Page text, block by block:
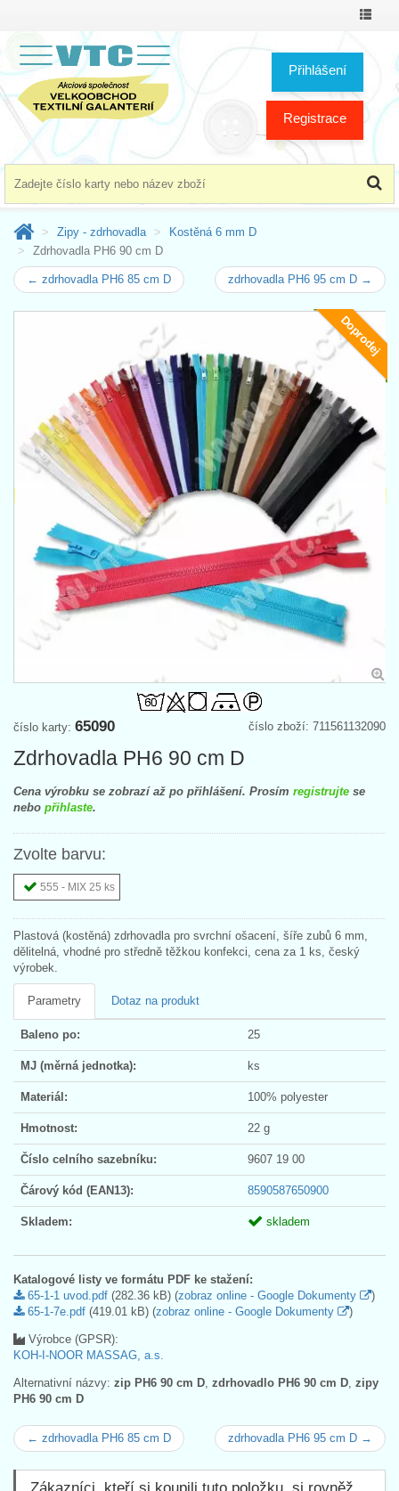
Přihlášení
Registrace
Zipy - zdrhovadla
Kostěná 6 mm D
Zdrhovadla PH6 90 cm D
← zdrhovadla PH6 85 cm D zdrhovadla PH6 95 cm D →
Doprodej
číslo zboží: 711561132090
číslo karty: 65090
Zdrhovadla PH6 90 cm D
Cena výrobku se zobrazí až po přihlášení. Prosím registrujte se
nebo přihlaste.
Zvolte barvu:
555 - MIX 25 ks
Plastová (kostěná) zdrhovadla pro svrchní ošacení, šíře zubů 6 mm,
dělitelná, vhodné pro středně těžkou konfekci, cena za 1 ks, český
výrobek.
Parametry Dotaz na produkt
Baleno po: 25
MJ (měrná jednotka): ks
Materiál: 100% polyester
Hmotnost: 22 g
Číslo celního sazebníku: 9607 19 00
Čárový kód (EAN13): 8590587650900
Skladem: skladem
Katalogové listy ve formátu PDF ke stažení:
65-1-1 uvod.pdf (282.36 kB) (zobraz online - Google Dokumenty
)
65-1-7e.pdf (419.01 kB) (zobraz online - Google Dokumenty )
Výrobce (GPSR):
KOH-I-NOOR MASSAG, a.s.
Alternativní názvy: zip PH6 90 cm D zdrhovadlo PH6 90 cm D zipy
PH6 90 cm D
← zdrhovadla PH6 85 cm D zdrhovadla PH6 95 cm D →
Zákazníci, kteří si koupili tuto položku, si rovněž